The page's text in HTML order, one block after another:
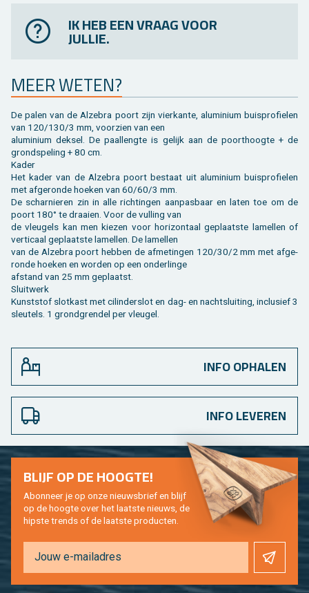
IK HEB EEN VRAAG VOOR
JULLIE.
MEER WETEN?
De palen van de Al­ze­bra poort zijn vier­kan­te, alu­mi­ni­um buis­pro­fie­len
van 120/130/3 mm, voor­zien van een
alu­mi­ni­um dek­sel. De paal­leng­te is ge­lijk aan de poort­hoog­te + de
grond­spe­ling + 80 cm.
Kader
Het kader van de Al­ze­bra poort be­staat uit alu­mi­ni­um buis­pro­fie­len
met af­ge­ron­de hoe­ken van 60/60/3 mm.
De schar­nie­ren zin in alle rich­tin­gen aan­pas­baar en laten toe om de
poort 180° te draai­en. Voor de vul­ling van
de vleu­gels kan men kie­zen voor ho­ri­zon­taal ge­plaatste la­mel­len of
ver­ti­caal ge­plaatste la­mel­len. De la­mel­len
van de Al­ze­bra poort heb­ben de af­me­tin­gen 120/30/2 mm met af­ge­
ron­de hoe­ken en wor­den op een on­der­lin­ge
af­stand van 25 mm ge­plaatst.
Sluit­werk
Kunst­stof slot­kast met ci­lin­der­slot en dag- en nacht­slui­ting, in­clu­sief 3
sleu­tels. 1 grond­gren­del per vleu­gel.
INFO OPHALEN
INFO LEVEREN
BLIJF OP DE HOOG­TE!
Abon­neer je op onze nieuws­brief en blijf
op de hoog­te over het laat­ste nieuws, de
hip­s­te trends of de laat­ste pro­duc­ten.